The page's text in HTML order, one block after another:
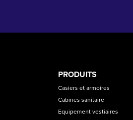
PRODUITS
Casiers et armoires
Cabines sanitaire
Equipement vestiaires